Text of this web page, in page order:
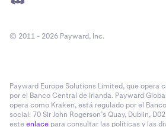
© 2011 - 2026 Payward, Inc.
Payward Europe Solutions Limited, que opera
por el Banco Central de Irlanda. Payward
opera como Kraken, está regulado por el
social: 70 Sir John Rogerson’s Quay, Dublin,
esteenlace para consultar las políticas y las